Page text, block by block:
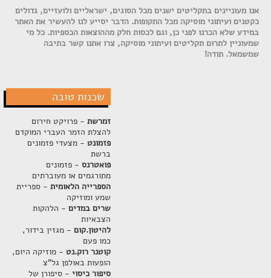
אנו מעוניינים בתקליטים ישנים מכל הסוגים, ישראליים ולועזיים, גדולים
כקטנים ועיתוני מוסיקה מכל התקופות. הדבר יסייע לנו להעשיר את האתר
במידע שלא הכרנו לפני כן, וגם לכסות חלק מההוצאות הכספיות. כל מי
שמעוניין לתרום תקליטים ועיתוני מוסיקה, צרו אתנו קשר בתיבה
שמשמאל. תודה!
שכנות טובה
זמרשת- פרויקט חירום
להצלת הזמר העברי המוקדם
פזמונט - מצעדי פזמונים
ברשת
פואטרנס- פזמונים
מתורגמים או מעוברתים
הספרייה הלאומית- ספריית
שמע ומוזיקה
שרים במדים- הלהקות
הצבאיות
להיטון.קום- מגזין בידור,
כמו פעם
קוטנר רוק.נט - מוזיקה היום,
הופעות באולפן גל"צ
סיפור כיסוי- סיפורן של